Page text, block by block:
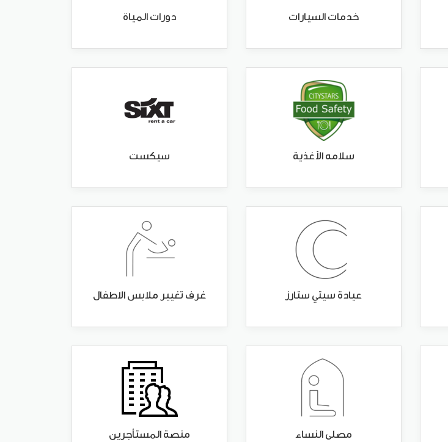
خدمات السيارات دورات المياة
سلامه الأغذية سيكست
عيادة سيتي ستارز غرف تغيير ملابس الاطفال
مصلى النساء منصة المستأجرين